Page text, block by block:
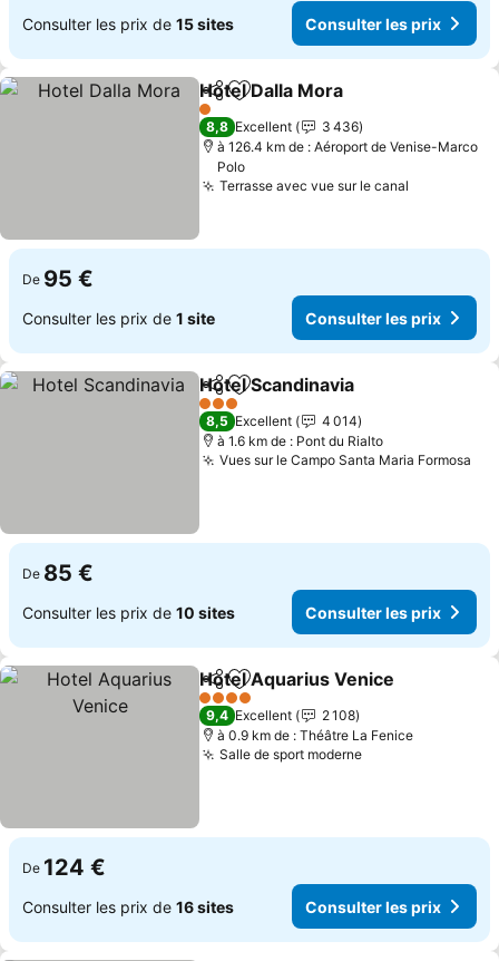
Consulter les prix de 15 sites Consulter les prix
PartagerAjouter à mes favoris
Hotel Dalla Mora
1 Étoiles
8,8 Excellent
3 436
à 126.4 km de : Aéroport de Venise-Marco
Polo
Terrasse avec vue sur le canal
De 95 €
Consulter les prix de 1 site Consulter les prix
PartagerAjouter à mes favoris
Hotel Scandinavia
3 Étoiles
8,5 Excellent
4 014
à 1.6 km de : Pont du Rialto
Vues sur le Campo Santa Maria Formosa
De 85 €
Consulter les prix de 10 sites Consulter les prix
PartagerAjouter à mes favoris
Hotel Aquarius Venice
4 Étoiles
9,4 Excellent
2 108
à 0.9 km de : Théâtre La Fenice
Salle de sport moderneConsulter les
De 124 €
Consulter les prix de 16 sites Consulter les prix